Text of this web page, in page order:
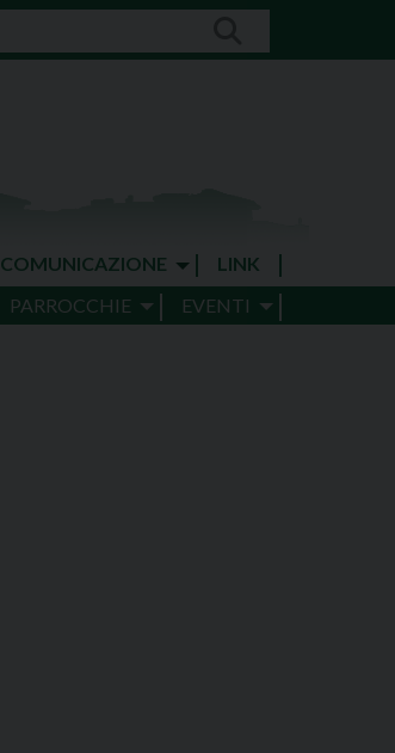
COMUNICAZIONE
LINK
PARROCCHIE EVENTI